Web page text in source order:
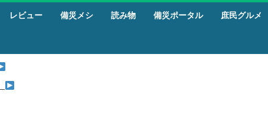
レビュー 備災メシ 読み物 備災ポータル 庶民グルメ